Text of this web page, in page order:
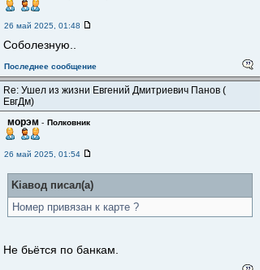
26 май 2025, 01:48
Соболезную..
Последнее сообщение
Re: Ушел из жизни Евгений Дмитриевич Панов (
ЕвгДм)
морэм - Полковник
26 май 2025, 01:54
Kiaвод писал(а)
Номер привязан к карте ?
Не бьëтся по банкам.